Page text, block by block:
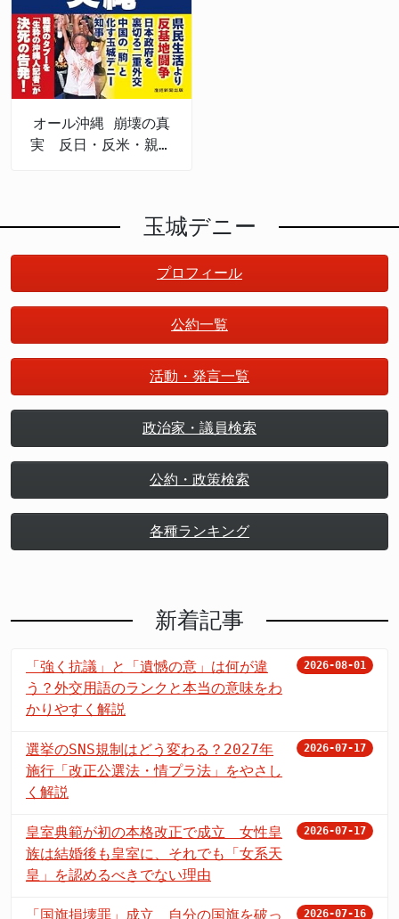
オール沖縄 崩壊の真
実 反日・反米・親中
玉城デニー
プロフィール
公約一覧
活動・発言一覧
政治家・議員検索
公約・政策検索
各種ランキング
新着記事
「強く抗議」と「遺憾の意」は何が違
う？外交用語のランクと本当の意味をわ
かりやすく解説
2026-08-01
選挙のSNS規制はどう変わる？2027年
施行「改正公選法・情プラ法」をやさし
く解説
2026-07-17
皇室典範が初の本格改正で成立 女性皇
族は結婚後も皇室に、それでも「女系天
皇」を認めるべきでない理由
2026-07-17
「国旗損壊罪」成立 自分の国旗を破っ 2026-07-16